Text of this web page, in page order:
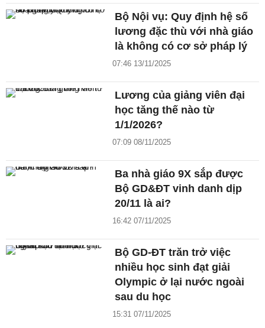
Bộ Nội vụ: Quy định hệ số
lương đặc thù với nhà giáo
là không có cơ sở pháp lý
07:46 13/11/2025
Lương của giảng viên đại
học tăng thế nào từ
1/1/2026?
07:09 08/11/2025
Ba nhà giáo 9X sắp được
Bộ GD&ĐT vinh danh dịp
20/11 là ai?
16:42 07/11/2025
Bộ GD-ĐT trăn trở việc
nhiều học sinh đạt giải
Olympic ở lại nước ngoài
sau du học
15:31 07/11/2025